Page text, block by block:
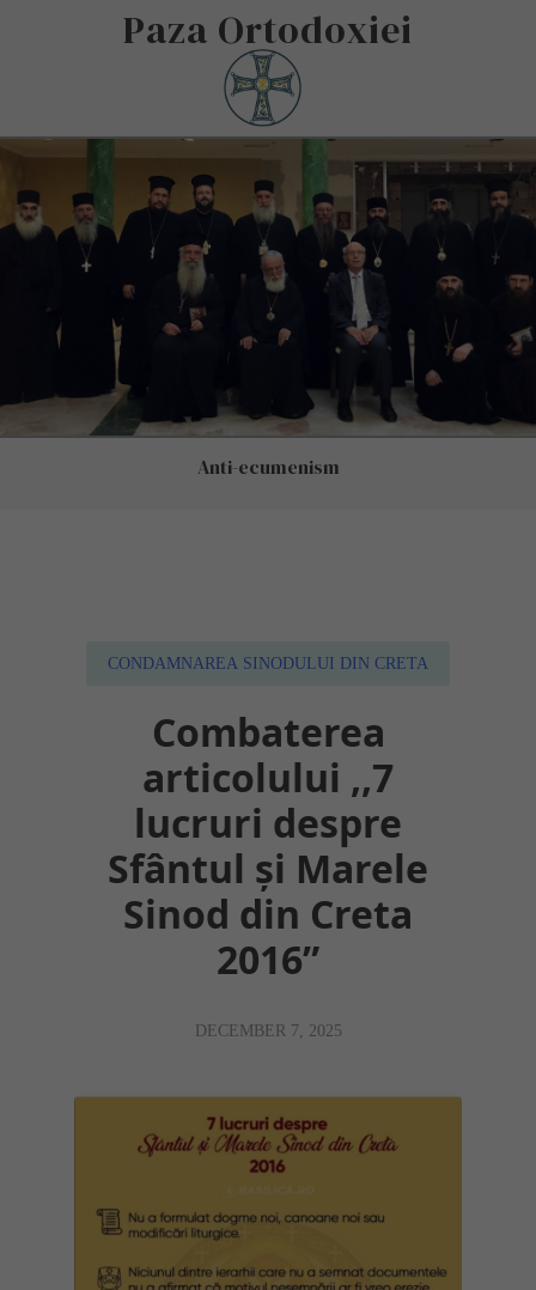
Paza Ortodoxiei
Anti-ecumenism
CONDAMNAREA SINODULUI DIN CRETA
Combaterea
articolului ,,7
lucruri despre
Sfântul și Marele
Sinod din Creta
2016”
DECEMBER 7, 2025